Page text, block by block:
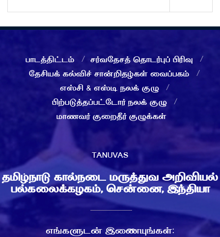
பாடத்திட்டம்
சர்வதேசத் தொடர்புப் பிரிவு
தேசியக் கல்விச் சான்றிதழ்கள் வைப்பகம்
எஸ்சி & எஸ்டி நலக் குழு
பிற்படுத்தப்பட்டோர் நலக் குழு
மாணவர் குறைதீர் குழுக்கள்
TANUVAS
தமிழ்நாடு கால்நடை மருத்துவ அறிவியல்
பல்கலைக்கழகம், சென்னை, இந்தியா
எங்களுடன் இணையுங்கள்: